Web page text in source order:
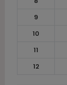
9
10
11
12